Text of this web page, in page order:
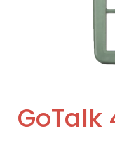
GoTalk